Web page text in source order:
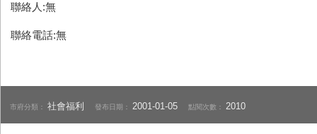
聯絡人:無
聯絡電話:無
市府分類：社會福利 發布日期： 2001-01-05 點閱次數： 2010